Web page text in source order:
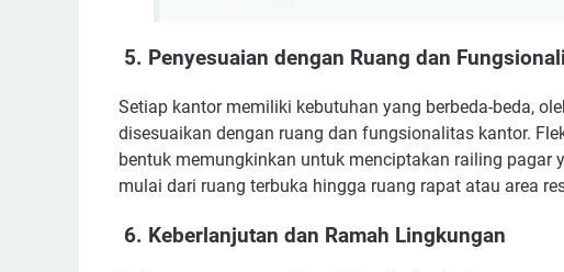
5. Penyesuaian dengan Ruang dan
Setiap kantor memiliki kebutuhan yang berbeda-beda,
disesuaikan dengan ruang dan fungsionalitas kantor.
bentuk memungkinkan untuk menciptakan railing pagar
mulai dari ruang terbuka hingga ruang rapat atau area
6. Keberlanjutan dan Ramah Lingkungan